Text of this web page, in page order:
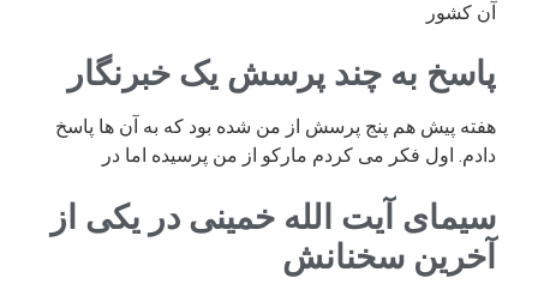
آن کشور
پاسخ به چند پرسش یک خبرنگار
هفته پیش هم پنج پرسش از من شده بود که به آن ها پاسخ
دادم. اول فکر می کردم مارکو از من پرسیده اما در
سیمای آیت الله خمینی در یکی از
آخرین سخنانش